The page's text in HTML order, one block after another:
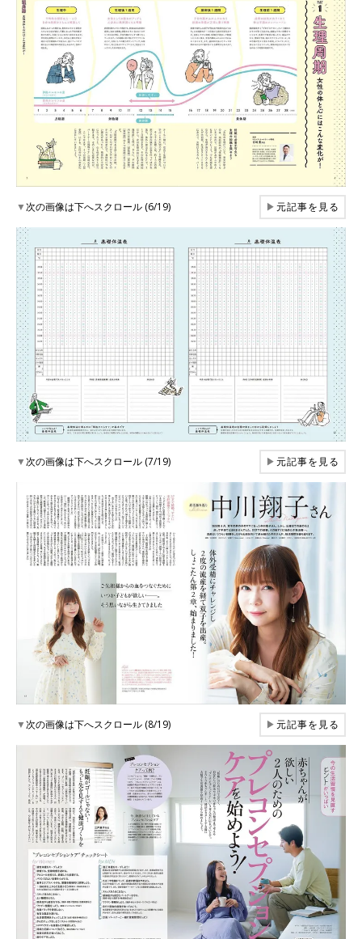
▼次の画像は下へスクロール (6/19) ▶元記事を見る
▼次の画像は下へスクロール (7/19) ▶元記事を見る
▼次の画像は下へスクロール (8/19) ▶元記事を見る